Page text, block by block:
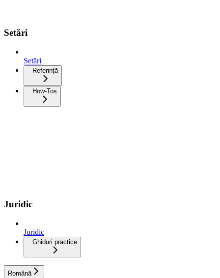
Setări
Setări
Referință
How-Tos
Juridic
Juridic
Ghiduri practice
Română